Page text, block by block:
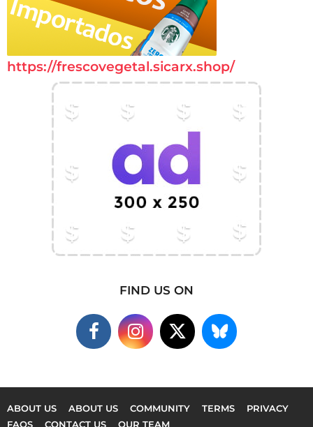
https://frescovegetal.sicarx.shop/
FIND US ON
ABOUT US ABOUT US COMMUNITY TERMS
PRIVACY
FAQS
CONTACT US OUR TEAM